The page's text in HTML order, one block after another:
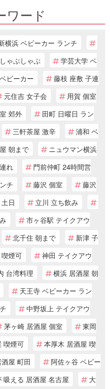
ワード
横浜 ベビーカー ランチ
ゃぶしゃぶ
学芸大学 ベ
ビーカー
藤枝 座敷 子連
元住吉 女子会
用賀 個室
郊外
田町 日曜日 ラン
三軒茶屋 激辛
浦和 ベ
朝まで
ニュウマン横浜
れ
門前仲町 24時間営
チ 藤沢 個室
藤沢
日
立川 立ち飲み
市ヶ谷駅 テイクアウ
北千住 朝まで
新津 子
煙可
神田 テイクアウ
台湾料理
横浜 居酒屋 朝
天王寺 ベビーカー ラン
中野坂上 テイクアウ
茅ヶ崎 居酒屋 個室
東岡
喫煙可
本厚木 居酒屋 喫
屋 町田
阿佐ヶ谷 ベビー
吸える 居酒屋 名古屋 大